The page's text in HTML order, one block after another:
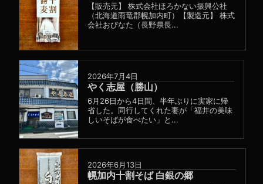
【販売元】 株式会社ほろかない振興公社
（北海道雨竜郡幌加内町）【製造元】 株式
会社おびなた（長野県長...
2026年7月4日
やく志屋（勝山）
6月26日から4日間、半年ぶりに実家に帰
省した。同行してくれた妻が「福井の美味
しいそばが食べたい」と...
2026年6月13日
幌加内十割そば 白銀の郷